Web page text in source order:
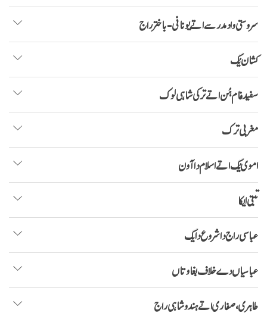
سروستی واد مدرسے اتے یونانی- باختر راج
کشان یُگ
سفید فام ہُن اتے ترکی شاہی لوک
مغربی ترک
اموی یُگ اتے اسلام دا آون
تبتی ایکا
عباسی راج دا شروع دا یگ
عباسیاں دے خلاف بغاوتاں
طاہری، صفاری اتے ہندوشاہی راج